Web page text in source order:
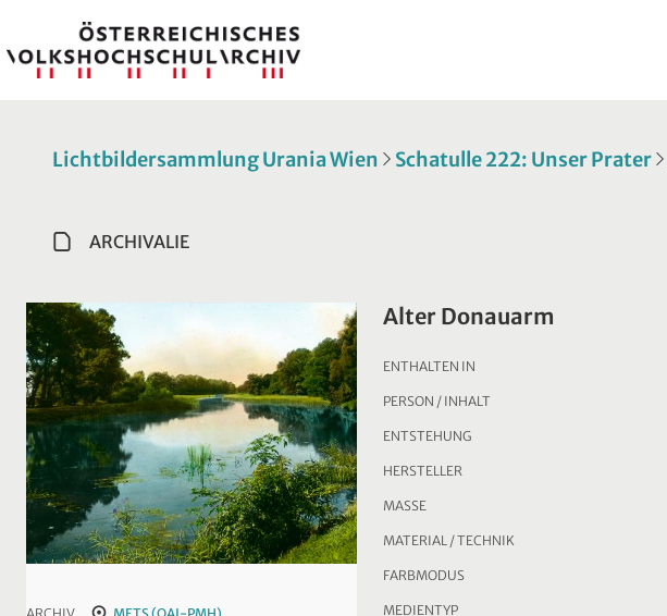
Lichtbildersammlung Urania Wien Schatulle 222: Unser Prater
ARCHIVALIE
Alter Donauarm
ENTHALTEN IN
PERSON / INHALT
ENTSTEHUNG
HERSTELLER
MASSE
MATERIAL / TECHNIK
FARBMODUS
MEDIENTYP